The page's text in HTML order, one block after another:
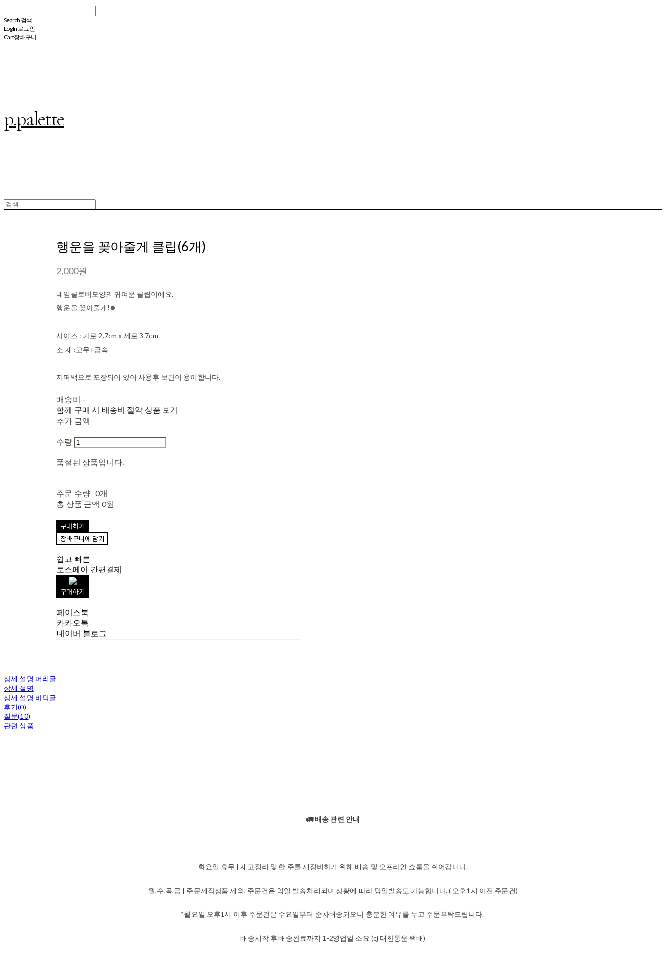
Search 검색
Log In 로그인
Cart장바구니
p.palette
행운을 꽂아줄게 클립(6개)
2,000원
네잎클로버모양의 귀여운 클립이에요.
행운을 꽂아줄게!🍀
사이즈 : 가로 2.7cm x 세로 3.7cm
소 재 :고무+금속
지퍼백으로 포장되어 있어 사용후 보관이 용이합니다.
배송비 -
함께 구매 시 배송비 절약 상품 보기
추가 금액
수량
품절된 상품입니다.
주문 수량 0개
총 상품 금액 0원
구매하기
장바구니에 담기
쉽고 빠른
토스페이 간편결제
구매하기
페이스북
카카오톡
네이버 블로그
상세 설명 머리글
상세 설명
상세 설명 바닥글
후기(0)
질문(10)
관련 상품
🚛 배송 관련 안내
화요일 휴무 | 재고정리 및 한 주를 재정비하기 위해 배송 및 오프라인 쇼룸을 쉬어갑니다.
월,수,목,금 | 주문제작상품 제외, 주문건은 익일 발송처리되며 상황에 따라 당일발송도 가능합니다. ( 오후1시 이전 주문건)
*월요일 오후1시 이후 주문건은 수요일부터 순차배송되오니 충분한 여유를 두고 주문부탁드립니다.
배송시작 후 배송완료까지 1-2영업일 소요 (cj 대한통운 택배)